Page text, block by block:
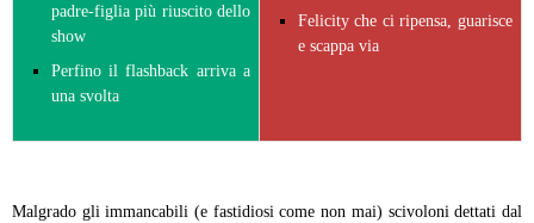
padre-figlia più riuscito dello
show
Perfino il flashback arriva a
una svolta
Felicity che ci ripensa, guarisce
e scappa via
Malgrado gli immancabili (e fastidiosi come non mai) scivoloni dettati dal